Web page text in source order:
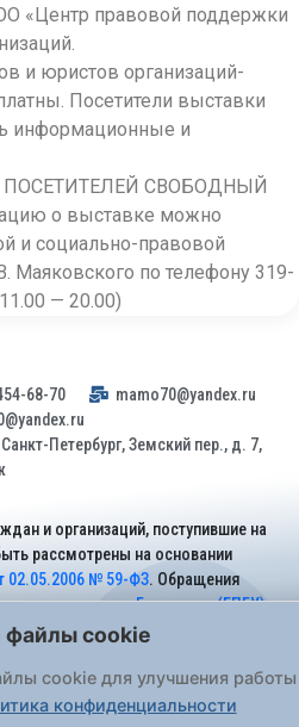
«Центр правовой поддержки
и юристов организаций-
Посетители выставки
информационные и
СВОБОДНЫЙ
о выставке можно
и социально-правовой
по телефону 319-
— 20.00)
68-70
mamo70@yandex.ru
Петербург, Земский пер., д. 7,
и организаций, поступившие на
рассмотрены на основании
02.05.2006 № 59-ФЗ. Обращения
черезпортал «Госуслуги» (ЕПГУ)
паспорта.
обработки персональных данных
cookie
cookie для улучшения работы
конфиденциальности